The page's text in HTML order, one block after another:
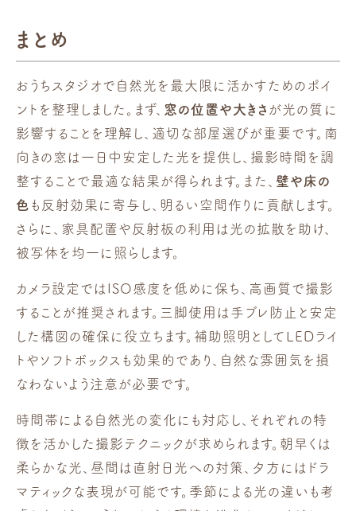
まとめ
おうちスタジオで自然光を最大限に活かすためのポイ
ントを整理しました。まず、 窓の位置や大きさ が光の質に
影響することを理解し、適切な部屋選びが重要です。南
向きの窓は一日中安定した光を提供し、撮影時間を調
整することで最適な結果が得られます。また、 壁や床の
色 も反射効果に寄与し、明るい空間作りに貢献します。
さらに、家具配置や反射板の利用は光の拡散を助け、
被写体を均一に照らします。
カメラ設定ではISO感度を低めに保ち、高画質で撮影
することが推奨されます。三脚使用は手ブレ防止と安定
した構図の確保に役立ちます。補助照明としてLEDライ
トやソフトボックスも効果的であり、自然な雰囲気を損
なわないよう注意が必要です。
時間帯による自然光の変化にも対応し、それぞれの特
徴を活かした撮影テクニックが求められます。朝早くは
柔らかな光、昼間は直射日光への対策、夕方にはドラ
マティックな表現が可能です。季節による光の違いも考